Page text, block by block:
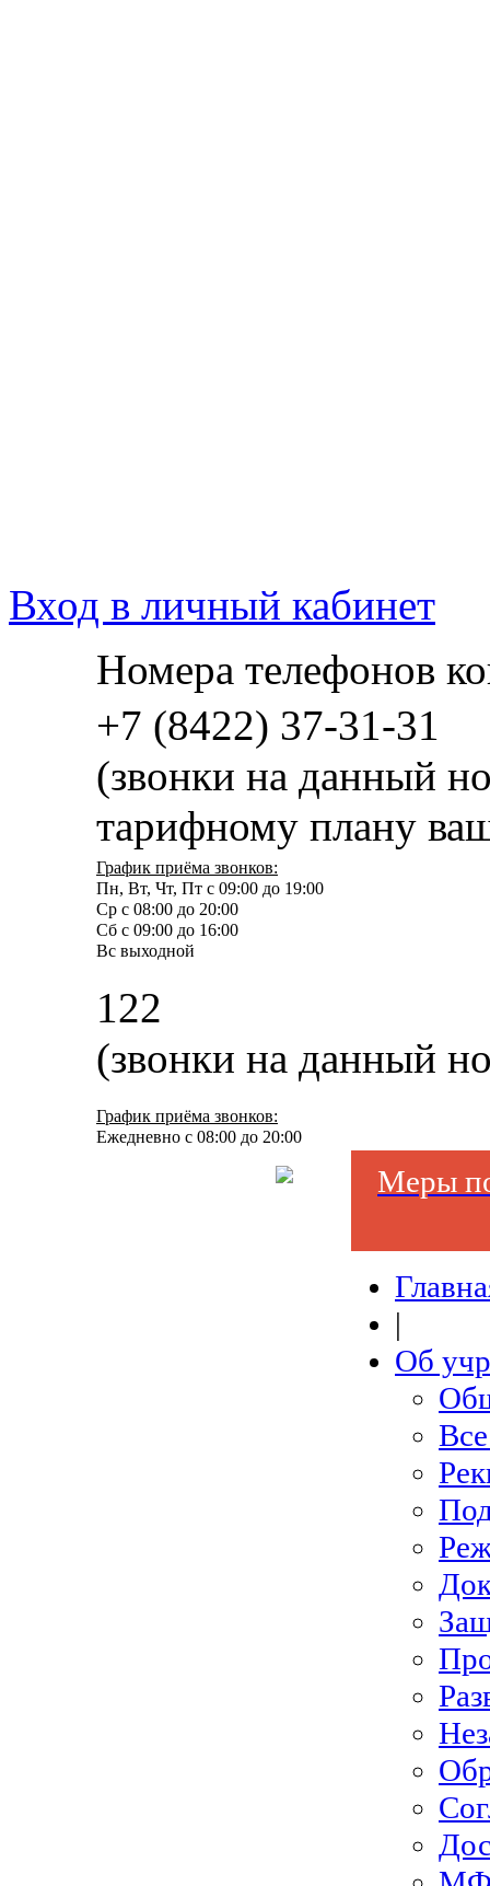
Вход в личный кабинет
Номера телефонов
+7 (8422) 37-31-31
(звонки на данный
тарифному плану
График приёма звонков:
Пн, Вт, Чт, Пт с 09:00 до 19:00
Ср с 08:00 до 20:00
Сб с 09:00 до 16:00
Вс выходной
122
(звонки на данный
График приёма звонков:
Ежедневно с 08:00 до 20:00
Меры
|
Об